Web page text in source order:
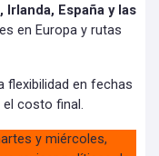
Irlanda, España y las
en Europa y rutas
flexibilidad en fechas
el costo final.
y miércoles,